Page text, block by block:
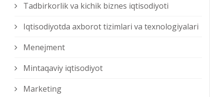
Tadbirkorlik va kichik biznes iqtisodiyoti
Iqtisodiyotda axborot tizimlari va texnologiyalari
Menejment
Mintaqaviy iqtisodiyot
Marketing